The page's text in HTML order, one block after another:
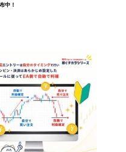
中！